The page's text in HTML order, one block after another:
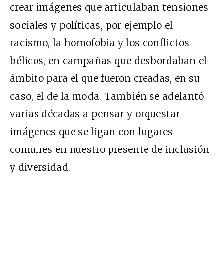
crear imágenes que articulaban tensiones
sociales y políticas, por ejemplo el
racismo, la homofobia y los conflictos
bélicos, en campañas que desbordaban el
ámbito para el que fueron creadas, en su
caso, el de la moda. También se adelantó
varias décadas a pensar y orquestar
imágenes que se ligan con lugares
comunes en nuestro presente de inclusión
y diversidad.